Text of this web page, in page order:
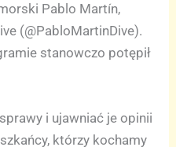
Pablo Martín,
(@PabloMartinDive).
stanowczo potępił
i ujawniać je opinii
którzy kochamy